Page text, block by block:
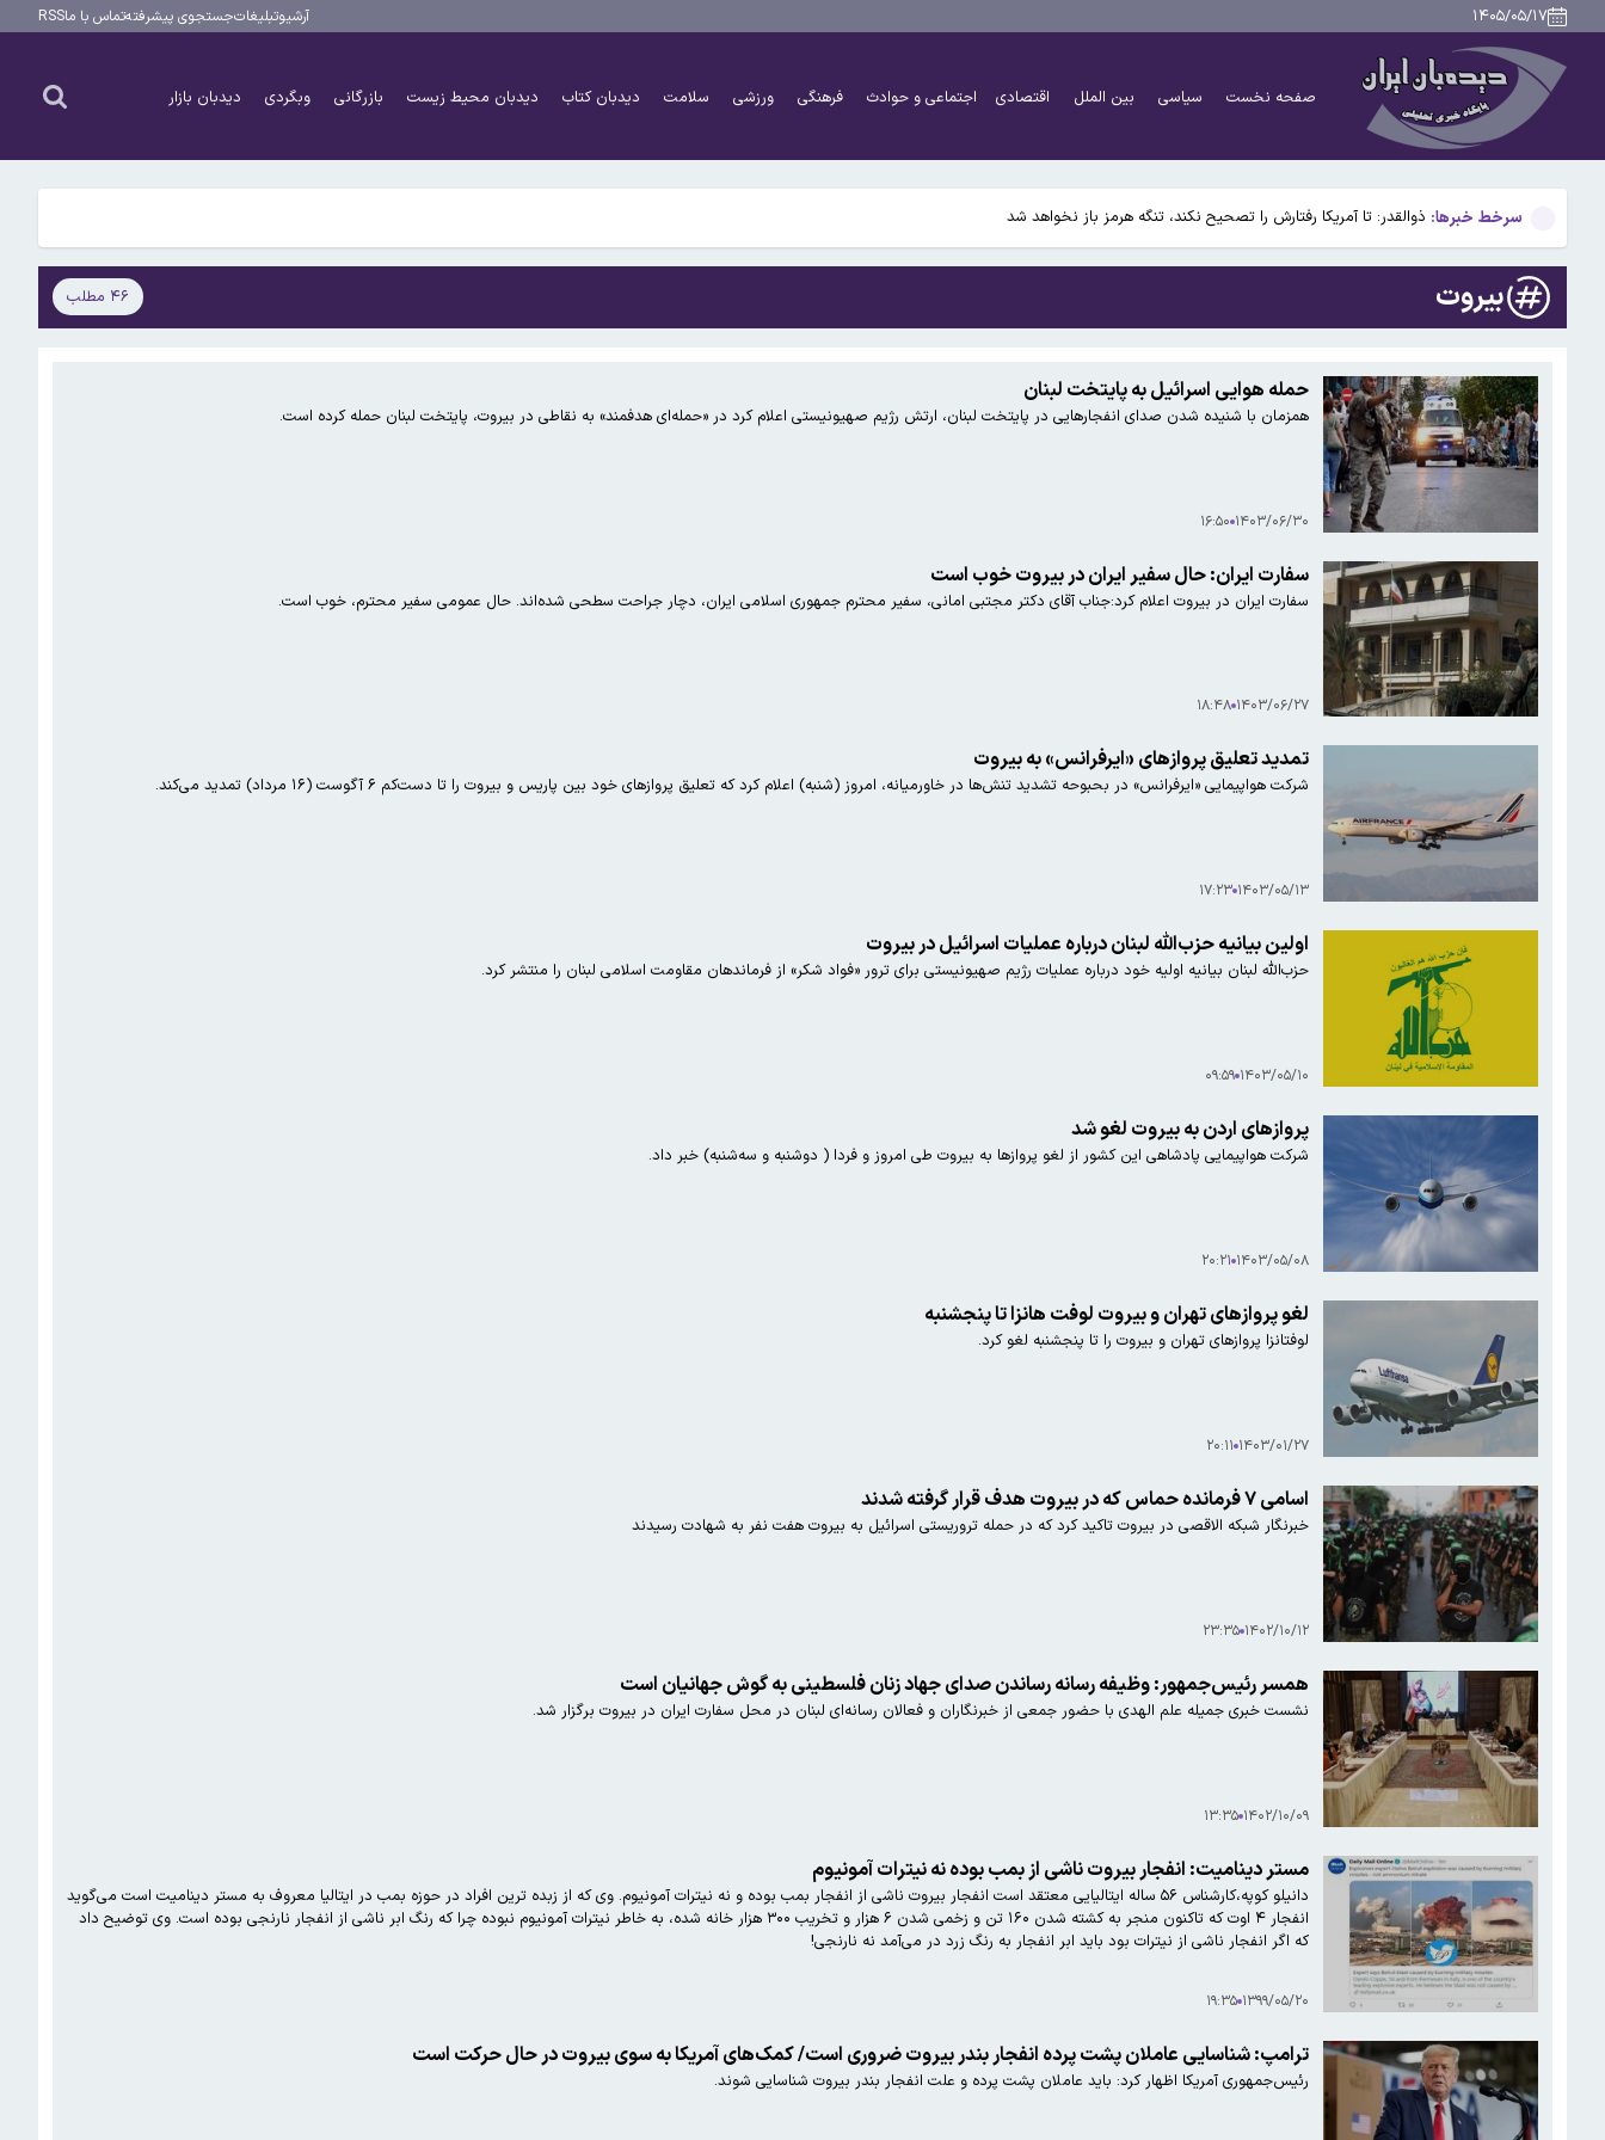
۱۴۰۵/۰۵/۱۷ آرشیوتبلیغاتجستجوی پیشرفتهتماس با ماRSS
صفحه نخست سیاسی بین الملل اقتصادی اجتماعی و حوادث فرهنگی ورزشی سلامت دیدبان کتاب دیدبان محیط زیست بازرگانی وبگردی دیدبان بازار
سرخط خبرها:
علت اصلی آلودگی هوای تهران در روزهای اخیر چه بود؟
هافبک سابق پرسپولیس در پیکان
استارلینک اروپایی چه زمان وارد بازار می‌شود؟
ذوالقدر: تا آمریکا رفتارش را تصحیح نکند، تنگه هرمز باز نخواهد شد
سکه در آستانه بازگشت به کانال ۱۸۸ میلیون تومان
هافبک سابق پرسپولیس در پیکان
استارلینک اروپایی چه زمان وارد بازار می‌شود؟
بیروت ۴۶ مطلب
حمله هوایی اسرائیل به پایتخت لبنان
همزمان با شنیده شدن صدای انفجارهایی در پایتخت لبنان، ارتش رژیم صهیونیستی اعلام کرد در «حمله‌ای هدفمند» به نقاطی در بیروت، پایتخت لبنان حمله کرده است.
۱۴۰۳/۰۶/۳۰ ۱۶:۵۰
سفارت ایران: حال سفیر ایران در بیروت خوب است
سفارت ایران در بیروت اعلام کرد:جناب آقای دکتر مجتبی امانی، سفیر محترم جمهوری اسلامی ایران، دچار جراحت سطحی شده‌اند. حال عمومی سفیر محترم، خوب است.
۱۴۰۳/۰۶/۲۷ ۱۸:۴۸
تمدید تعلیق پروازهای «ایرفرانس» به بیروت
شرکت هواپیمایی «ایرفرانس» در بحبوحه تشدید تنش‌ها در خاورمیانه، امروز (شنبه) اعلام کرد که تعلیق پروازهای خود بین پاریس و بیروت را تا دست‌کم ۶ آگوست (۱۶ مرداد) تمدید می‌کند.
۱۴۰۳/۰۵/۱۳ ۱۷:۲۳
اولین بیانیه حزب‌الله لبنان درباره عملیات اسرائیل در بیروت
حزب‌الله لبنان بیانیه اولیه خود درباره عملیات رژیم صهیونیستی برای ترور «فواد شکر» از فرماندهان مقاومت اسلامی لبنان را منتشر کرد.
۱۴۰۳/۰۵/۱۰ ۰۹:۵۹
پروازهای اردن به بیروت لغو شد
شرکت هواپیمایی پادشاهی این کشور از لغو پروازها به بیروت طی امروز و فردا ( دوشنبه و سه‌شنبه) خبر داد.
۱۴۰۳/۰۵/۰۸ ۲۰:۲۱
لغو پروازهای تهران و بیروت لوفت هانزا تا پنجشنبه
لوفتانزا پروازهای تهران و بیروت را تا پنجشنبه لغو کرد.
۱۴۰۳/۰۱/۲۷ ۲۰:۱۱
اسامی ۷ فرمانده حماس که در بیروت هدف قرار گرفته شدند
خبرنگار شبکه الاقصی در بیروت تاکید کرد که در حمله تروریستی اسرائیل به بیروت هفت نفر به شهادت رسیدند
۱۴۰۲/۱۰/۱۲ ۲۳:۳۵
همسر رئیس‌جمهور: وظیفه رسانه رساندن صدای جهاد زنان فلسطینی به گوش جهانیان است
نشست خبری جمیله علم الهدی با حضور جمعی از خبرنگاران و فعالان رسانه‌ای لبنان در محل سفارت ایران در بیروت برگزار شد.
۱۴۰۲/۱۰/۰۹ ۱۳:۳۵
مستر دینامیت: انفجار بیروت ناشی از بمب بوده نه نیترات آمونیوم
دانیلو کوپه،کارشناس ۵۶ ساله ایتالیایی معتقد است انفجار بیروت ناشی از انفجار بمب بوده و نه نیترات آمونیوم. وی که از زبده ترین افراد در حوزه بمب در ایتالیا معروف به مستر دینامیت است می‌گوید
انفجار ۴ اوت که تاکنون منجر به کشته شدن ۱۶۰ تن و زخمی شدن ۶ هزار و تخریب ۳۰۰ هزار خانه شده، به خاطر نیترات آمونیوم نبوده چرا که رنگ ابر ناشی از انفجار نارنجی بوده است. وی توضیح داد
که اگر انفجار ناشی از نیترات بود باید ابر انفجار به رنگ زرد در می‌آمد نه نارنجی!
۱۳۹۹/۰۵/۲۰ ۱۹:۳۵
ترامپ: شناسایی عاملان پشت پرده انفجار بندر بیروت ضروری است/ کمک‌های آمریکا به سوی بیروت در حال حرکت است
رئیس‌جمهوری آمریکا اظهار کرد: باید عاملان پشت پرده و علت انفجار بندر بیروت شناسایی شوند.